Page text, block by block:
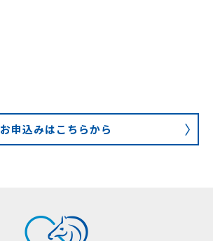
お申込みはこちらから